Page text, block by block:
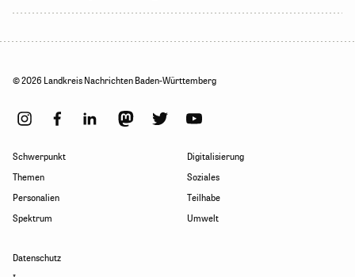
Schwerpunkt
Themen
Personalien
Spektrum
Digitalisierung
Soziales
Teilhabe
Umwelt
Datenschutz
© 2026 Landkreis Nachrichten Baden-Württemberg